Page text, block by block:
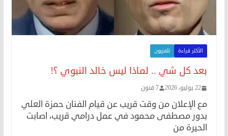
الأكثر قراءة تلفزيون
بعد كل شي .. لماذا ليس خالد النبوي ؟!
22 يوليو، 2026 7 فنون
مع الإعلان من وقت قريب عن قيام الفنان حمزة العلي
بدور مصطفى محمود في عمل درامي قريب، اصابت
الحيرة من